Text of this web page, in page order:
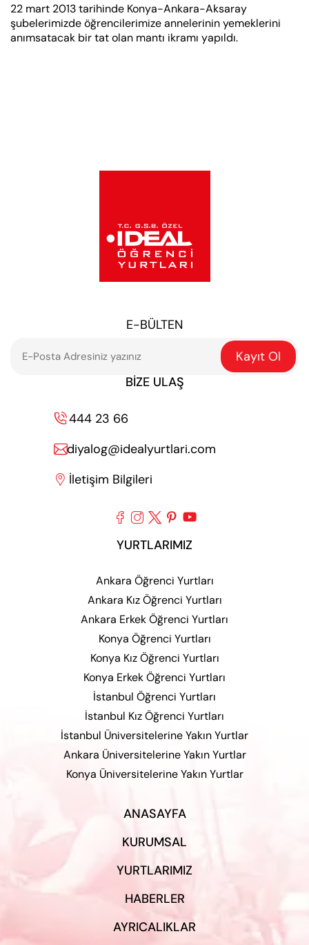
22 mart 2013 tarihinde Konya-Ankara-Aksaray
şubelerimizde öğrencilerimize annelerinin yemeklerini
anımsatacak bir tat olan mantı ikramı yapıldı.
E-BÜLTEN
Kayıt Ol
BIZE ULAŞ
444 23 66
diyalog@idealyurtlari.com
 İletişim Bilgileri
    
YURTLARIMIZ
Ankara Öğrenci Yurtları
Ankara Kız Öğrenci Yurtları
Ankara Erkek Öğrenci Yurtları
Konya Öğrenci Yurtları
Konya Kız Öğrenci Yurtları
Konya Erkek Öğrenci Yurtları
İstanbul Öğrenci Yurtları
İstanbul Kız Öğrenci Yurtları
İstanbul Üniversitelerine Yakın Yurtlar
Ankara Üniversitelerine Yakın Yurtlar
Konya Üniversitelerine Yakın Yurtlar
ANASAYFA
KURUMSAL
YURTLARIMIZ
HABERLER
AYRICALIKLAR